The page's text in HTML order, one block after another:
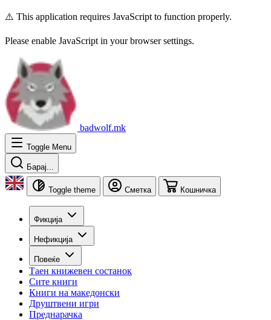
⚠️ This application requires JavaScript to function properly.
Please enable JavaScript in your browser settings.
badwolf.mk
Toggle Menu
Барај...
Toggle theme Сметка Кошничка
Фикција
Нефикција
Повеќе
Таен книжевен состанок
Сите книги
Книги на македонски
Друштвени игри
Преднарачка